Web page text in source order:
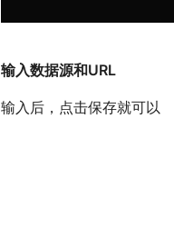
输入数据源和URL
输入后，点击保存就可以